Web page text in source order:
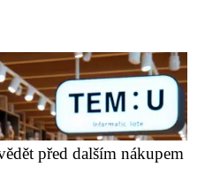
před dalším nákupem